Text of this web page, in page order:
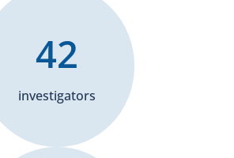
investigators
42